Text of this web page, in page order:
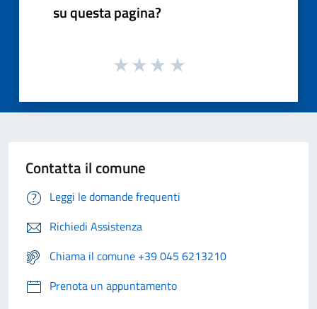
su questa pagina?
Contatta il comune
Leggi le domande frequenti
Richiedi Assistenza
Chiama il comune +39 045 6213210
Prenota un appuntamento